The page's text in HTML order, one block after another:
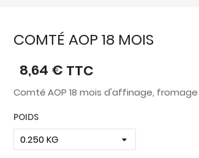
COMTÉ AOP 18 MOIS
8,64 € TTC
Comté AOP 18 mois d'affinage,
POIDS